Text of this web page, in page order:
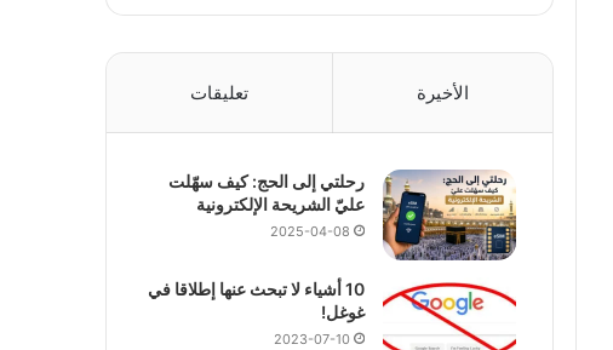
الأخيرة تعليقات
رحلتي إلى الحج: كيف سهّلت
عليّ الشريحة الإلكترونية
2025-04-08
10 أشياء لا تبحث عنها إطلاقا في
غوغل!
2023-07-10